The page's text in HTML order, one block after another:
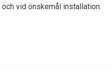
och vid önskemål installation.